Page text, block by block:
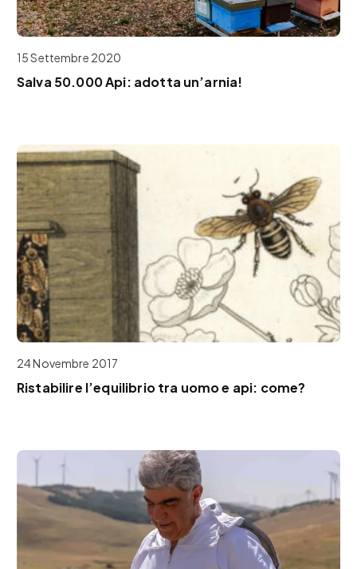
15 Settembre 2020
Salva 50.000 Api: adotta un’arnia!
24 Novembre 2017
Ristabilire l’equilibrio tra uomo e api: come?